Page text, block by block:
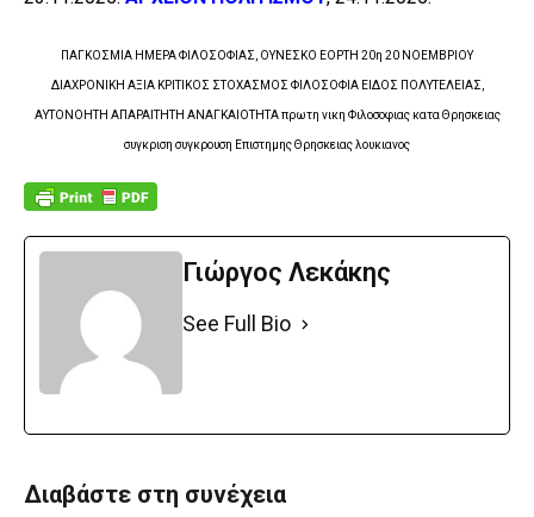
ΠΑΓΚΟΣΜΙΑ ΗΜΕΡΑ ΦΙΛΟΣΟΦΙΑΣ, ΟΥΝΕΣΚΟ ΕΟΡΤΗ 20η 20 ΝΟΕΜΒΡΙΟΥ
ΔΙΑΧΡΟΝΙΚΗ ΑΞΙΑ ΚΡΙΤΙΚΟΣ ΣΤΟΧΑΣΜΟΣ ΦΙΛΟΣΟΦΙΑ ΕΙΔΟΣ ΠΟΛΥΤΕΛΕΙΑΣ,
ΑΥΤΟΝΟΗΤΗ ΑΠΑΡΑΙΤΗΤΗ ΑΝΑΓΚΑΙΟΤΗΤΑ πρωτη νικη Φιλοσοφιας κατα Θρησκειας
συγκριση συγκρουση Επιστημης Θρησκειας λουκιανος
Γιώργος Λεκάκης
See Full Bio
Διαβάστε στη συνέχεια